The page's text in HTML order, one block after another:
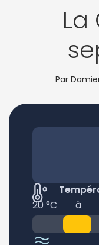
La
Par
20 °C
à